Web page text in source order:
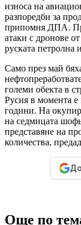
износа на
разпоредби за
припомня ДПА.
атаки с дронове
руската петролна
Само през май
големи обекта в
Русия в момента е
години. На
на седмицата
представяне на
количества,
Още по